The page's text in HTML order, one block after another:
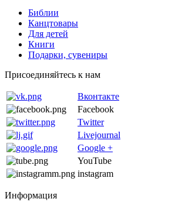
Библии
Канцтовары
Для детей
Книги
Подарки, сувениры
Присоединяйтесь к нам
Вконтакте
Facebook
Twitter
Livejournal
Google +
YouTube
instagram
Информация